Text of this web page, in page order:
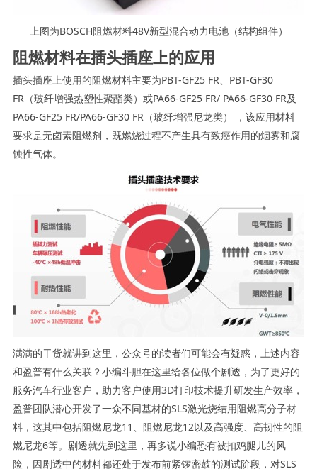
上图为BOSCH阻燃材料48V新型混合动力电池（结构组件）
阻燃材料在插头插座上的应用
插头插座上使用的阻燃材料主要为PBT-GF25 FR、PBT-GF30
FR（玻纤增强热塑性聚酯类）或PA66-GF25 FR/ PA66-GF30 FR及
PA66-GF25 FR/PA66-GF30 FR（玻纤增强尼龙类） ，该应用材料
要求是无卤素阻燃剂，既燃烧过程不产生具有致癌作用的烟雾和腐
蚀性气体。
满满的干货就讲到这里，公众号的读者们可能会有疑惑，上述内容
和盈普有什么关联？小编斗胆在这里给各位做个剧透，为了更好的
服务汽车行业客户，助力客户使用3D打印技术提升研发生产效率，
盈普团队潜心开发了一众不同基材的SLS激光烧结用阻燃高分子材
料，这其中包括阻燃尼龙11、阻燃尼龙12以及高强度、高韧性的阻
燃尼龙6等。剧透就先到这里，再多说小编恐有被扣鸡腿儿的风
险，因剧透中的材料都还处于发布前紧锣密鼓的测试阶段，对SLS